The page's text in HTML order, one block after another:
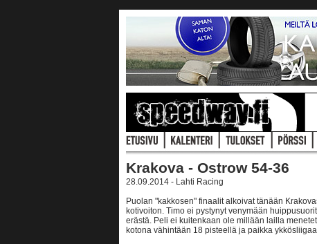
Krakova - Ostrow 54-36
28.09.2014 - Lahti Racing
Puolan "kakkosen" finaalit alkoivat tänään
kotivoiton. Timo ei pystynyt venymään
erästä. Peli ei kuitenkaan ole millään lailla
kotona vähintään 18 pisteellä ja paikka